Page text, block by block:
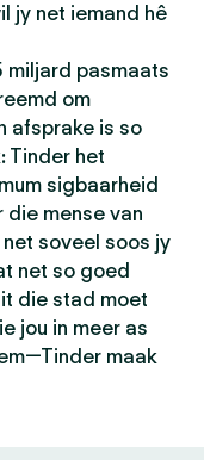
jy net iemand hê
miljard pasmaats
om
afsprake is so
Tinder het
sigbaarheid
mense van
soveel soos jy
net so goed
die stad moet
jou in meer as
maak